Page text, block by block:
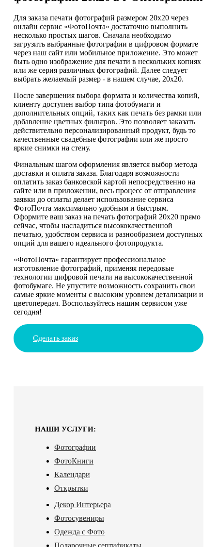
Для заказа печати фотографий размером 20х20 через
онлайн сервис «ФотоПочта» достаточно выполнить
несколько простых шагов. Сначала необходимо
загрузить выбранные фотографии в цифровом формате
через наш сайт или мобильное приложение. Это может
быть одно изображение для печати в нескольких копиях
или же серия различных фотографий. Далее следует
выбрать желаемый размер - в нашем случае, 20х20.
После завершения выбора формата и количества копий,
клиенту доступен выбор типа фотобумаги и
дополнительных опций, таких как печать без рамки или
добавление цветных фильтров. Это позволяет заказать
действительно персонализированный продукт, будь то
качественные свадебные фотографии или же просто
яркие снимки на стену.
Финальным шагом оформления является выбор метода
доставки и оплата заказа. Благодаря возможности
оплатить заказ банковской картой непосредственно на
сайте или в приложении, весь процесс от отправления
заявки до оплаты делает использование сервиса
ФотоПочта максимально удобным и быстрым.
Оформите ваш заказ на печать фотографий 20х20 прямо
сейчас, чтобы насладиться высококачественной
печатью, удобством сервиса и разнообразием доступных
опций для вашего идеального фотопродукта.
«ФотоПочта» гарантирует профессиональное
изготовление фотографий, применяя передовые
технологии цифровой печати на высококачественной
фотобумаге. Не упустите возможность сохранить свои
самые яркие моменты с высоким уровнем детализации и
цветопередач. Воспользуйтесь нашим сервисом уже
сегодня!
Сделать заказ
НАШИ УСЛУГИ:
Фотографии
ФотоКниги
Календари
Открытки
Декор Интерьера
Фотосувениры
Одежда с Фото
Подарочные сертификаты